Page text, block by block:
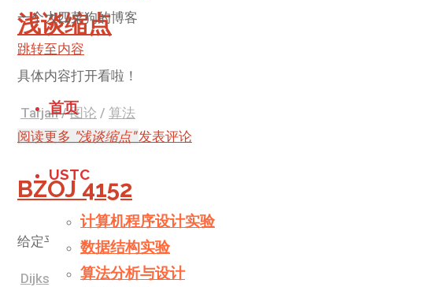
一个大四菜狗的博客
跳转至内容
首页
USTC
计算机程序设计实验
数据结构实验
算法分析与设计
浅谈缩点
具体内容打开看啦！
Tarjan/图论 / 算法
阅读更多 "浅谈缩点" 发表评论
BZOJ 4152
给定平面上的n个点，定义(x1,y1)到(x2,y2)的费用为min(|x1-x2|,|y1-
Dijkstra / 图论/最短路